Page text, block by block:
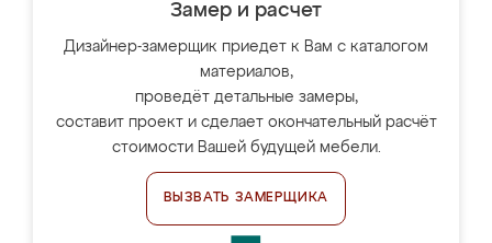
Замер и расчет
Дизайнер-замерщик приедет к Вам с каталогом
материалов,
проведёт детальные замеры,
составит проект и сделает окончательный расчёт
стоимости Вашей будущей мебели.
ВЫЗВАТЬ ЗАМЕРЩИКА